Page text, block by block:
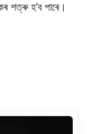
শত্ৰু হ’ব পাৰে।